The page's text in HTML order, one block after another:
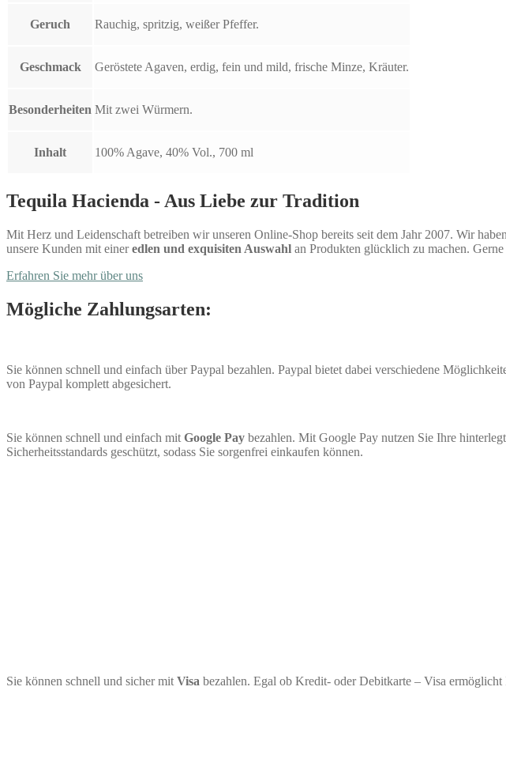
Geruch Rauchig, spritzig, weißer Pfeffer.
Geschmack Geröstete Agaven, erdig, fein und mild, frische Minze, Kräuter.
Besonderheiten Mit zwei Würmern.
Inhalt 100% Agave, 40% Vol., 700 ml
Tequila Hacienda - Aus Liebe zur Tradition
Mit Herz und Leidenschaft betreiben wir unseren Online-Shop bereits seit dem Jahr 2007. Wir
unsere Kunden mit eineredlen und exquisiten Auswahl an Produkten glücklich zu machen.
Erfahren Sie mehr über uns
Mögliche Zahlungsarten:
Sie können schnell und einfach über Paypal bezahlen. Paypal bietet dabei verschiedene
von Paypal komplett abgesichert.
Sie können schnell und einfach mit Google Pay bezahlen. Mit Google Pay nutzen Sie Ihre
Sicherheitsstandards geschützt, sodass Sie sorgenfrei einkaufen können.
Sie können schnell und sicher mit Visa bezahlen. Egal ob Kredit- oder Debitkarte – Visa